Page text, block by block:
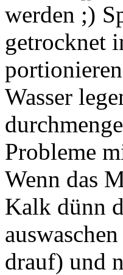
werden
getrocknet
Wasser
Probleme
Wenn das
Kalk dünn
drauf) und